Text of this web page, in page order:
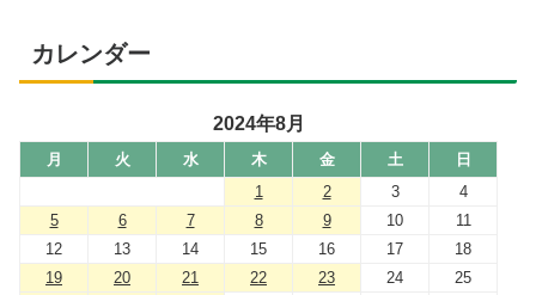
カレンダー
2024年8月
月 火 水 木 金 土
日
1
2 3
4
5
6 7 8 9 10
11
12
13 14 15 16 17
18
19
20 21 22 23 24
25